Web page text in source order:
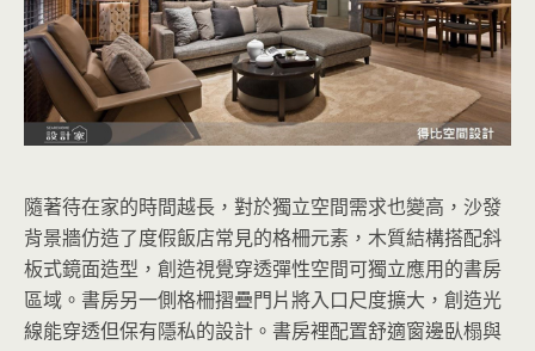
隨著待在家的時間越長，對於獨立空間需求也變高，沙發
背景牆仿造了度假飯店常見的格柵元素，木質結構搭配斜
板式鏡面造型，創造視覺穿透彈性空間可獨立應用的書房
區域。書房另一側格柵摺疊門片將入口尺度擴大，創造光
線能穿透但保有隱私的設計。書房裡配置舒適窗邊臥榻與